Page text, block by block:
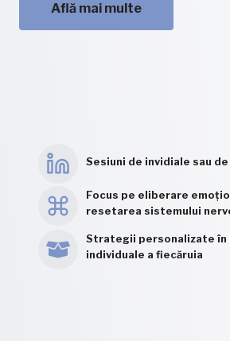
Află mai multe
Sesiuni de invidiale sau
Focus pe eliberare
resetarea sistemului
Strategii personalizate în
individuale a fiecăruia